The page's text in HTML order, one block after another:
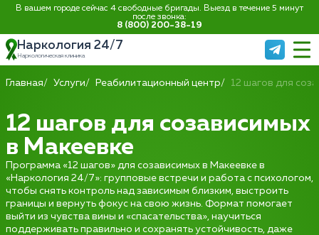
В вашем городе сейчас 4 свободные бригады. Выезд в течение 5 минут
после звонка:
8 (800) 200-38-19
Наркология 24/7
Наркологическая клиника
Главная Услуги Реабилитационный центр 12 шагов для
12 шагов для созависимых
в Макеевке
Программа «12 шагов» для созависимых в Макеевке в
«Наркология 24/7»: групповые встречи и работа с психологом,
чтобы снять контроль над зависимым близким, выстроить
границы и вернуть фокус на свою жизнь. Формат помогает
выйти из чувства вины и «спасательства», научиться
поддерживать правильно и сохранять устойчивость, даже